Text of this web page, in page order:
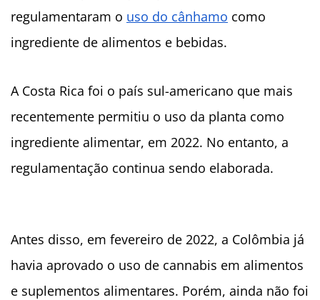
regulamentaram o uso do cânhamo como
ingrediente de alimentos e bebidas.
A Costa Rica foi o país sul-americano que mais
recentemente permitiu o uso da planta como
ingrediente alimentar, em 2022. No entanto, a
regulamentação continua sendo elaborada.
Antes disso, em fevereiro de 2022, a Colômbia já
havia aprovado o uso de cannabis em alimentos
e suplementos alimentares. Porém, ainda não foi